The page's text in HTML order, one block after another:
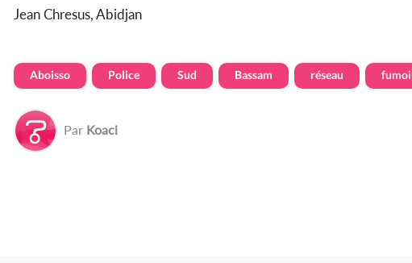
Jean Chresus, Abidjan
Aboisso Police Sud Bassam réseau
Par Koaci